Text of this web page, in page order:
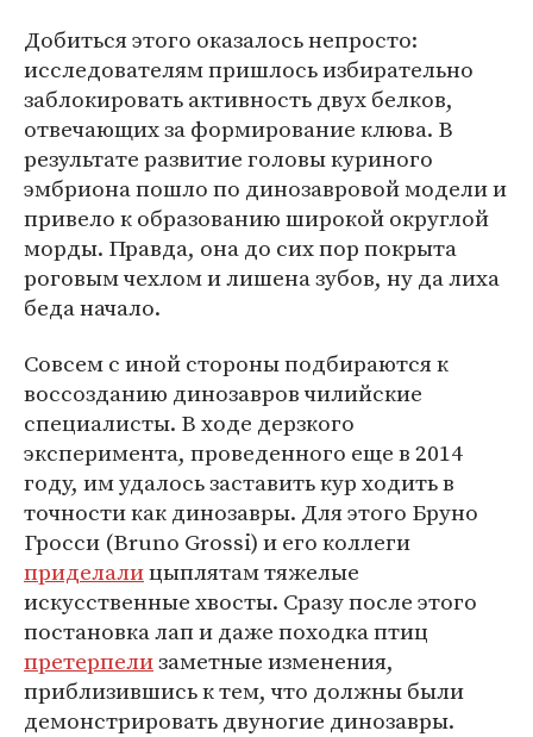
Добиться этого оказалось непросто:
исследователям пришлось избирательно
заблокировать активность двух белков,
отвечающих за формирование клюва. В
результате развитие головы куриного
эмбриона пошло по динозавровой модели и
привело к образованию широкой округлой
морды. Правда, она до сих пор покрыта
роговым чехлом и лишена зубов, ну да лиха
беда начало.
Совсем с иной стороны подбираются к
воссозданию динозавров чилийские
специалисты. В ходе дерзкого
эксперимента, проведенного еще в 2014
году, им удалось заставить кур ходить в
точности как динозавры. Для этого Бруно
Гросси (Bruno Grossi) и его коллеги
приделалицыплятам тяжелые
искусственные хвосты. Сразу после этого
постановка лап и даже походка птиц
претерпелизаметные изменения,
приблизившись к тем, что должны были
демонстрировать двуногие динозавры.